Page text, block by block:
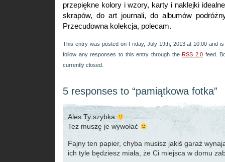
przepiękne kolory i wzory, karty i naklejki
skrapów, do art journali, do albumów
Przecudowna kolekcja, polecam.
This entry was posted on Friday, July 19th, 2013 at 10:00 and
follow any responses to this entry through the RSS 2.0 feed.
currently closed.
5 responses to “pamiątkowa fotka”
Ales Ty szybka
Tez muszę je wywołać
Fajny ten papier, chyba musisz jakiś garaż
ich tyle będziesz miała, że Ci miejsca w domu